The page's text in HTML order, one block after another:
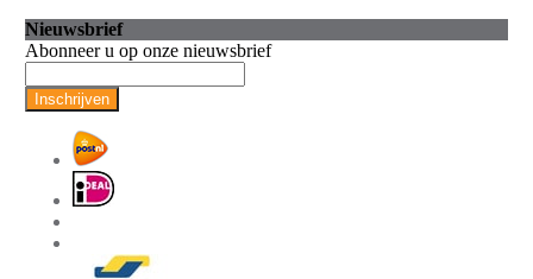
Nieuwsbrief
Abonneer u op onze nieuwsbrief
Inschrijven